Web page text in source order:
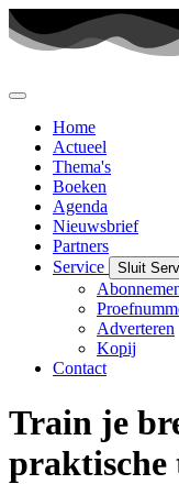
Ga
naar
Home
Actueel
Thema's
Boeken
Agenda
Nieuwsbrief
Partners
Service
Sluit
Adverteren
Kopij
Contact
Train je
praktische